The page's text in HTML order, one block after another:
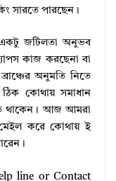
সারতে পারছেন।
একটু জটিলতা অনুভব
কাজ করছেনা বা
অনুমতি নিতে
ঠিক কোথায় সমাধান
থাকেন। আজ আমরা
করে কোথায় ই
line or Contact